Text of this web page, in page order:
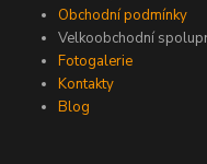
Obchodní podmínky
Velkoobchodní
Fotogalerie
Kontakty
Blog